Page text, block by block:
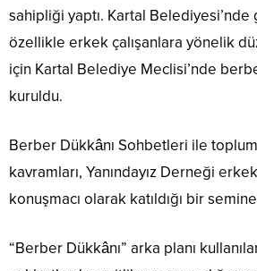
sahipliği yaptı. Kartal Belediyesi’nde
özellikle erkek çalışanlara yönelik
için Kartal Belediye Meclisi’nde
kuruldu.
Berber Dükkânı Sohbetleri ile
kavramları, Yanındayız Derneği
konuşmacı olarak katıldığı bir
“Berber Dükkânı” arka planı